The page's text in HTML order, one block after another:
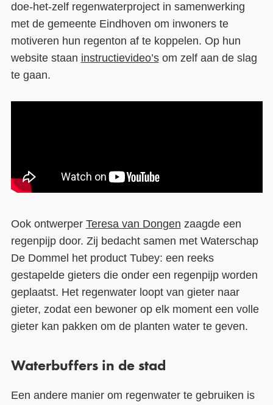
doe-het-zelf regenwaterproject in samenwerking
met de gemeente Eindhoven om inwoners te
motiveren hun regenton af te koppelen. Op hun
website staan instructievideo’som zelf aan de slag
te gaan.
Ook ontwerper Teresa van Dongen zaagde een
regenpijp door. Zij bedacht samen met Waterschap
De Dommel het product Tubey: een reeks
gestapelde gieters die onder een regenpijp worden
geplaatst. Het regenwater loopt van gieter naar
gieter, zodat een bewoner op elk moment een volle
gieter kan pakken om de planten water te geven.
Waterbuffers in de stad
Een andere manier om regenwater te gebruiken is